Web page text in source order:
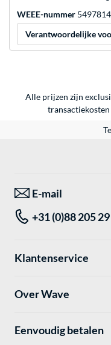
WEEE-nummer
Verantwoordelijke
Alle prijzen zijn
E-mail
+31 (0)88 205
Klantenservice
Over Wave
Eenvoudig betalen